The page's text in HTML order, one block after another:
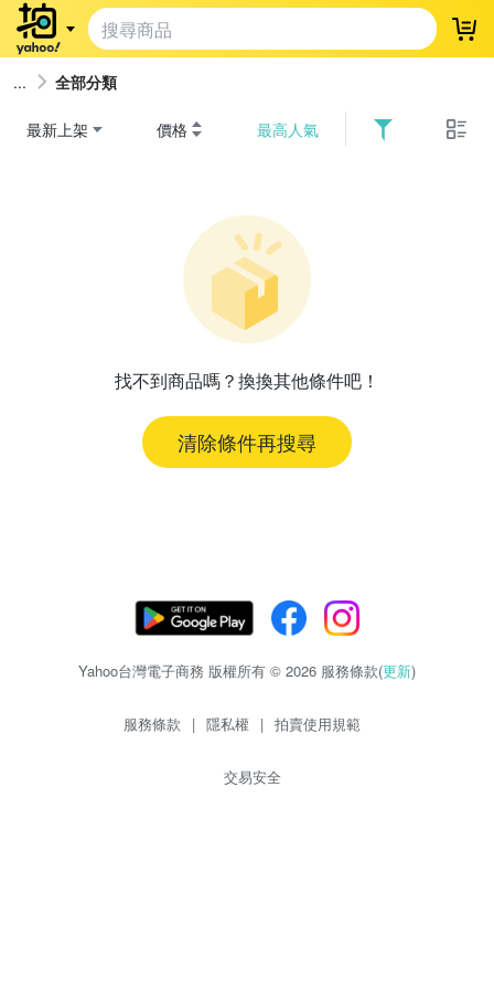
登
全部分類
最新上架 價格 最高人氣
找不到商品嗎？換換其他條件吧！
清除條件再搜尋
Yahoo台灣電子商務 版權所有 © 2026 服務條款(更新)
服務條款 | 隱私權 | 拍賣使用規範
交易安全